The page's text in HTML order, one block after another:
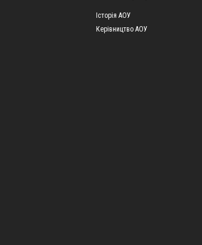
Історія АОУ
Керівництво АОУ